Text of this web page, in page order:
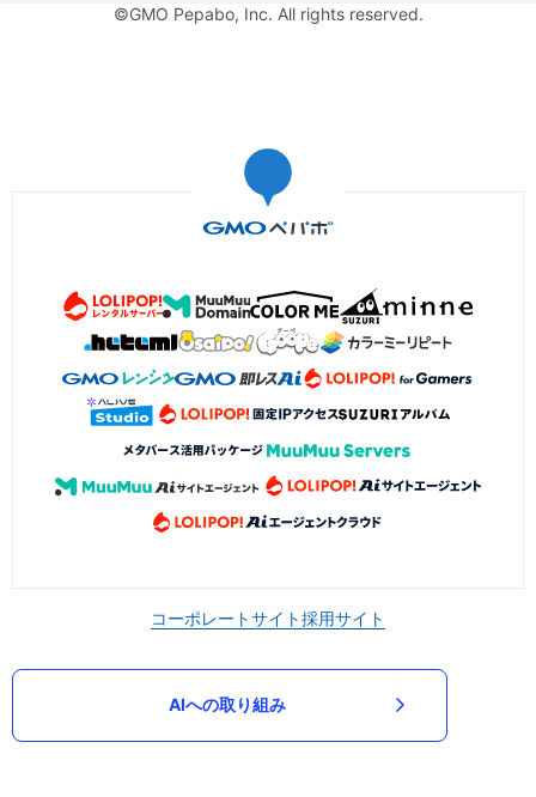
©GMO Pepabo, Inc. All rights reserved.
コーポレートサイト採用サイト
AIへの取り組み